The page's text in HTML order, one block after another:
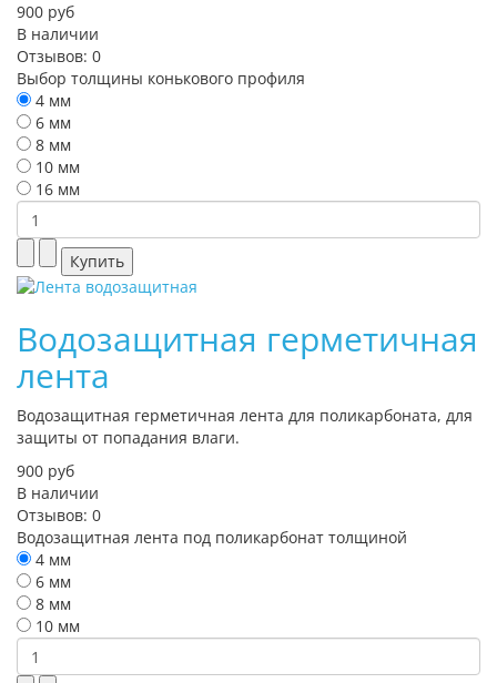
900 руб
В наличии
Отзывов: 0
Выбор толщины конькового профиля
4 мм
6 мм
8 мм
10 мм
16 мм
Водозащитная герметичная
лента
Водозащитная герметичная лента для поликарбоната, для
защиты от попадания влаги.
900 руб
В наличии
Отзывов: 0
Водозащитная лента под поликарбонат толщиной
4 мм
6 мм
8 мм
10 мм